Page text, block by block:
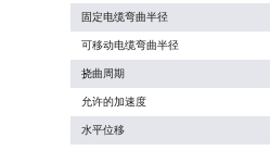
固定电缆弯曲半径
可移动电缆弯曲半径
挠曲周期
允许的加速度
水平位移